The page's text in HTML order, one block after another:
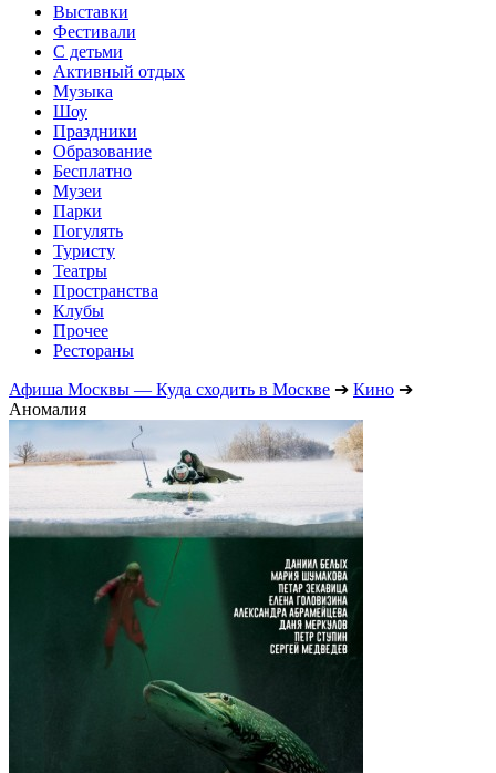
Выставки
Фестивали
С детьми
Активный отдых
Музыка
Шоу
Праздники
Образование
Бесплатно
Музеи
Парки
Погулять
Туристу
Театры
Пространства
Клубы
Прочее
Рестораны
Афиша Москвы — Куда сходить в Москве ➔ Кино ➔
Аномалия